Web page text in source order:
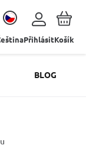
PřihlásitKošík
BLOG